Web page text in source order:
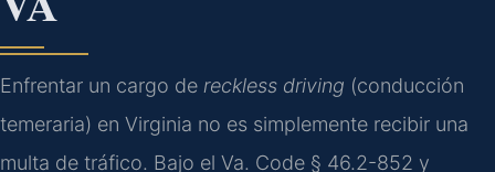
Enfrentar un cargo de reckless driving (conducción
temeraria) en Virginia no es simplemente recibir una
multa de tráfico. Bajo el Va. Code § 46.2-852 y